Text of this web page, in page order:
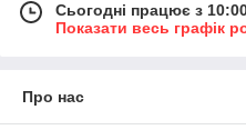
Сьогодні працює з
Показати весь графік
Про нас